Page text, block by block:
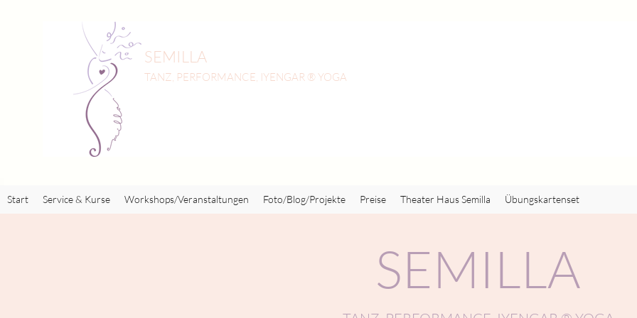
SEMILLA
TANZ, PERFORMANCE, IYENGAR ® YOGA
Start Service & Kurse Workshops/Veranstaltungen Foto/Blog/Projekte Preise Theater Haus Semilla Übungskartenset
SEMILLA